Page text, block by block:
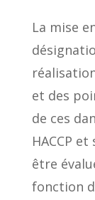
La mise
et des
de ces
HACCP
être
fonction